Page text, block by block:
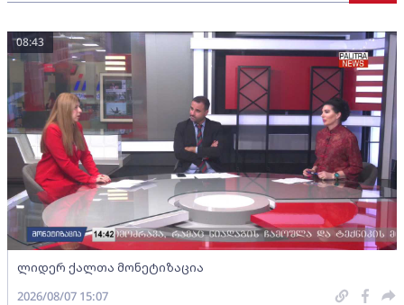
ლიდერ ქალთა მონეტიზაცია
08:43
2026/08/07 15:07